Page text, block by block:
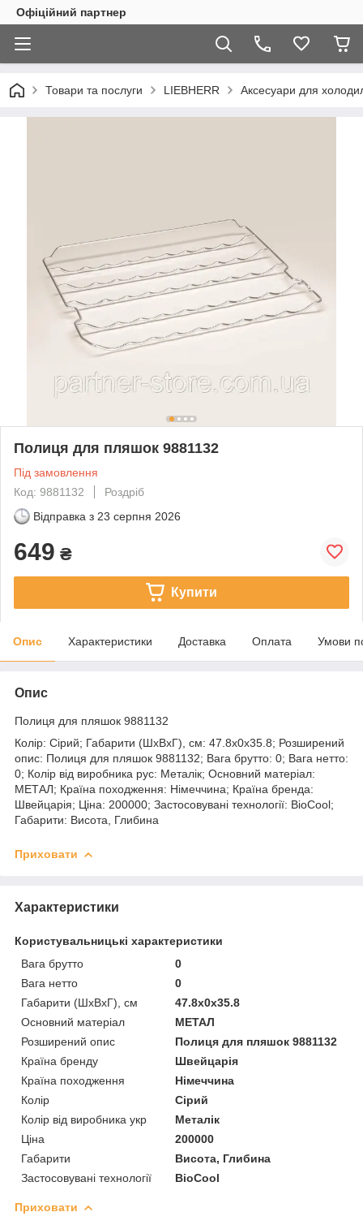
Офіційний партнер
Товари та послуги LIEBHERR Аксесуари для
Полиця для пляшок 9881132
Під замовлення
Код: 9881132
Роздріб
Відправка з 23 серпня 2026
649 ₴
Купити
Опис Характеристики Доставка Оплата Умови
Опис
Полиця для пляшок 9881132
Колір: Сірий; Габарити (ШхВхГ), см: 47.8x0x35.8; Розширений
опис: Полиця для пляшок 9881132; Вага брутто: 0; Вага нетто:
0; Колір від виробника рус: Металік; Основний матеріал:
МЕТАЛ; Країна походження: Німеччина; Країна бренда:
Швейцарія; Ціна: 200000; Застосовувані технології: BioCool;
Габарити: Висота, Глибина
Приховати
Характеристики
Користувальницькі характеристики
Вага брутто
0
Вага нетто
0
Габарити (ШхВхГ), см
47.8x0x35.8
Основний матеріал
МЕТАЛ
Розширений опис
Полиця для пляшок 9881132
Країна бренду
Швейцарія
Країна походження
Німеччина
Колір
Сірий
Колір від виробника укр
Металік
Ціна
200000
Габарити
Висота, Глибина
Застосовувані технології
BioCool
Приховати